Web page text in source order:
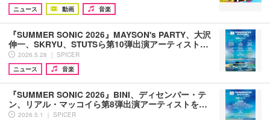
ニュース
動画 音楽
『SUMMER SONIC 2026』MAYSON's PARTY、大沢
伸一、SKRYU、STUTSら第10弾出演アーティスト…
2026.5.28 ｜ SPICER
ニュース
音楽
『SUMMER SONIC 2026』BINI、ディセンバー・テ
ン、リアル・マッコイら第8弾出演アーティストを…
2026.5.1 ｜ SPICER